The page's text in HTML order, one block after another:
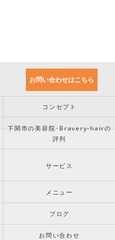
お問い合わせはこちら
コンセプト
下関市の美容院･Bravery-hairの
評判
サービス
メニュー
ブログ
お問い合わせ